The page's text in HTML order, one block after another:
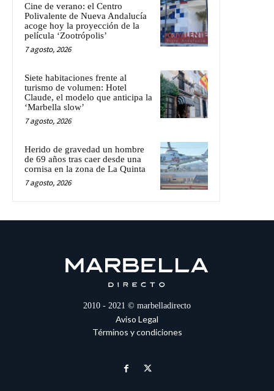
Cine de verano: el Centro
Polivalente de Nueva Andalucía
acoge hoy la proyección de la
película ‘Zootrópolis’
7 agosto, 2026
Siete habitaciones frente al
turismo de volumen: Hotel
Claude, el modelo que anticipa la
‘Marbella slow’
7 agosto, 2026
Herido de gravedad un hombre
de 69 años tras caer desde una
cornisa en la zona de La Quinta
7 agosto, 2026
2010 - 2021 © marbelladirecto
Aviso Legal
Términos y condiciones